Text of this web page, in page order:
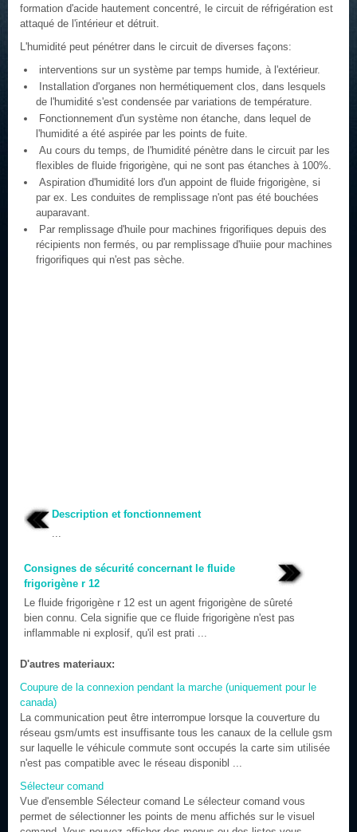
formation d'acide hautement concentré, le circuit de réfrigération est
attaqué de l'intérieur et détruit.
L'humidité peut pénétrer dans le circuit de diverses façons:
interventions sur un système par temps humide, à l'extérieur.
Installation d'organes non hermétiquement clos, dans lesquels
de l'humidité s'est condensée par variations de température.
Fonctionnement d'un système non étanche, dans lequel de
l'humidité a été aspirée par les points de fuite.
Au cours du temps, de l'humidité pénètre dans le circuit par les
flexibles de fluide frigorigène, qui ne sont pas étanches à 100%.
Aspiration d'humidité lors d'un appoint de fluide frigorigène, si
par ex. Les conduites de remplissage n'ont pas été bouchées
auparavant.
Par remplissage d'huile pour machines frigorifiques depuis des
récipients non fermés, ou par remplissage d'huiie pour machines
frigorifiques qui n'est pas sèche.
Description et fonctionnement
...
Consignes de sécurité concernant le fluide
frigorigène r 12
Le fluide frigorigène r 12 est un agent frigorigène de sûreté
bien connu. Cela signifie que ce fluide frigorigène n'est pas
inflammable ni explosif, qu'il est prati ...
D'autres materiaux:
Coupure de la connexion pendant la marche (uniquement pour le
canada)
La communication peut être interrompue lorsque la couverture du
réseau gsm/umts est insuffisante tous les canaux de la cellule gsm
sur laquelle le véhicule commute sont occupés la carte sim utilisée
n'est pas compatible avec le réseau disponibl ...
Sélecteur comand
Vue d'ensemble Sélecteur comand Le sélecteur comand vous
permet de sélectionner les points de menu affichés sur le visuel